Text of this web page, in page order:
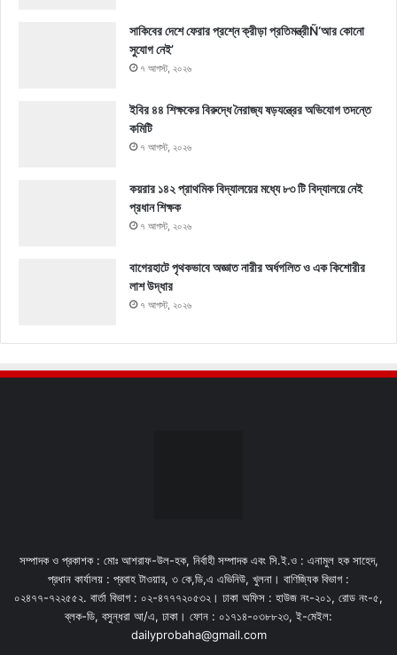
সাকিবের দেশে ফেরার প্রশ্নে ক্রীড়া প্রতিমন্ত্রীÑ‘আর কোনো
সুযোগ নেই’
৭ আগস্ট, ২০২৬
ইবির ৪৪ শিক্ষকের বিরুদ্ধে নৈরাজ্য ষড়যন্ত্রের অভিযোগ তদন্তে
কমিটি
৭ আগস্ট, ২০২৬
কয়রার ১৪২ প্রাথমিক বিদ্যালয়ের মধ্যে ৮৩ টি বিদ্যালয়ে নেই
প্রধান শিক্ষক
৭ আগস্ট, ২০২৬
বাগেরহাটে পৃথকভাবে অজ্ঞাত নারীর অর্ধগলিত ও এক কিশোরীর
লাশ উদ্ধার
৭ আগস্ট, ২০২৬
সম্পাদক ও প্রকাশক : মোঃ আশরাফ-উল-হক, নির্বাহী সম্পাদক এবং সি.ই.ও : এনামুল হক সাহেদ,
প্রধান কার্যালয় : প্রবাহ টাওয়ার, ৩ কে,ডি,এ এভিনিউ, খুলনা। বাণিজ্যিক বিভাগ :
০২৪৭৭-৭২২৫৫২. বার্তা বিভাগ : ০২-৪৭৭৭২০৫৩২। ঢাকা অফিস : হাউজ নং-২০১, রোড নং-৫,
ব্লক-ডি, বসুন্ধরা আ/এ, ঢাকা। ফোন : ০১৭১৪-০৩৮৮২৩, ই-মেইল:
dailyprobaha@gmail.com